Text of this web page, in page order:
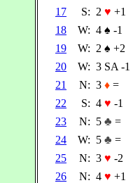
17
S: 2 ♥ +1
18
W: 4 ♠ -1
19
W: 2 ♠ +2
20
W: 3 SA -1
21
N: 3 ♦ =
22
S: 4 ♥ -1
23
N: 5 ♣ =
24
W: 5 ♣ =
25
N: 3 ♥ -2
26
N: 4 ♥ +1